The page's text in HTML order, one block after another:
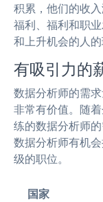
积累，他们的收
福利、福利和职
和上升机会的人的
有吸引力的
数据分析师的需
非常有价值。随
练的数据分析师
数据分析师有机
级的职位。
国家